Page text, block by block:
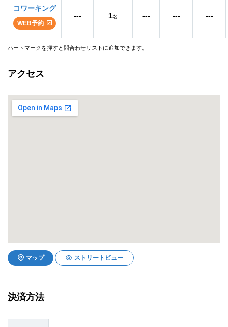
コワーキング
WEB予約
--- 1名 --- --- ---
ハートマークを押すと問合わせリストに追加できます。
アクセス
マップ ストリートビュー
決済方法